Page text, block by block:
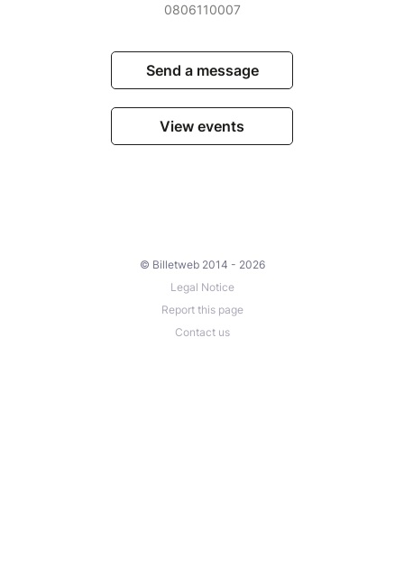
0806110007
Send a message
View events
© Billetweb 2014 - 2026
Legal Notice
Report this page
Contact us